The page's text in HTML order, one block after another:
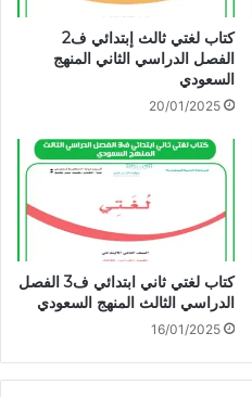
كتاب لغتي ثالث إبتدائي ف2
الفصل الدراسي الثاني المنهج
السعودي
20/01/2025
كتاب لغتي ثاني ابتدائي ف3 الفصل
الدراسي الثالث المنهج السعودي
16/01/2025